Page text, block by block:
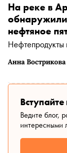
Анна Вострикова
На реке в
нефтяное
Нефтепродукты
Ведите блог,
интересными